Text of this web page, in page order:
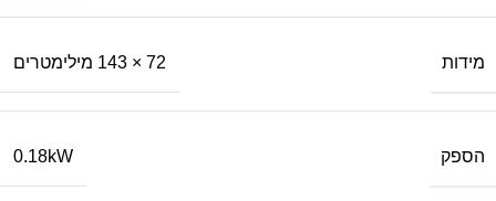
מידות 72 × 143 מילימטרים
הספק 0.18kW